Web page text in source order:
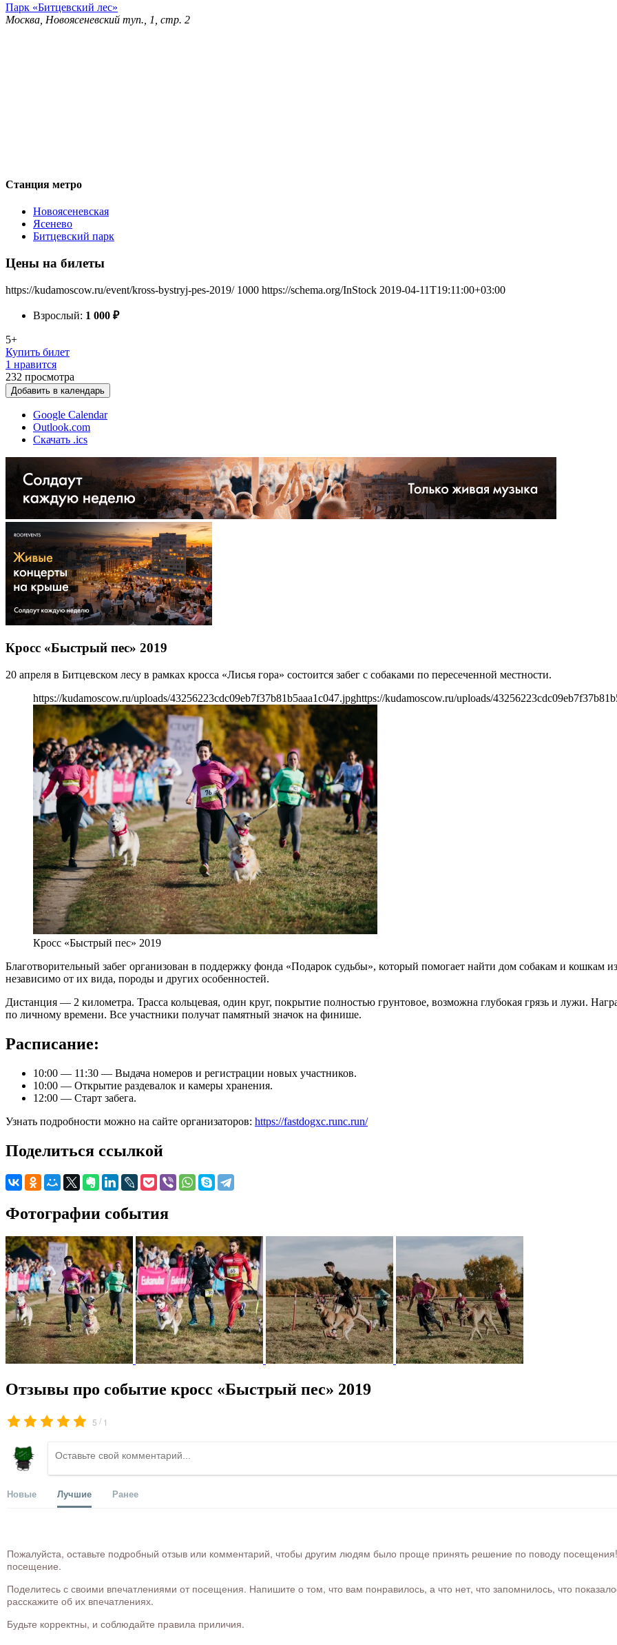
Парк «Битцевский лес»
Москва, Новоясеневский туп., 1, стр. 2
Станция метро
Новоясеневская
Ясенево
Битцевский парк
Цены на билеты
https://kudamoscow.ru/event/kross-bystryj-pes-2019/ 1000 https://schema.org/InStock 2019-04-11T19:11:00+03:00
Взрослый: 1 000 ₽
5+
Купить билет
1 нравится
232 просмотра
Добавить в календарь
Google Calendar
Outlook.com
Скачать .ics
Кросс «Быстрый пес» 2019
20 апреля в Битцевском лесу в рамках кросса «Лисья гора» состоится забег с собаками по пересеченной местности.
https://kudamoscow.ru/uploads/43256223cdc09eb7f37b81b5aaa1c047.jpghttps://kudamoscow.ru/uploads/
Кросс «Быстрый пес» 2019
Благотворительный забег организован в поддержку фонда «Подарок судьбы», который помогает найти дом собакам и кошкам
независимо от их вида, породы и других особенностей.
Дистанция — 2 километра. Трасса кольцевая, один круг, покрытие полностью грунтовое, возможна глубокая грязь и лужи.
по личному времени. Все участники получат памятный значок на финише.
Расписание:
10:00 — 11:30 — Выдача номеров и регистрации новых участников.
10:00 — Открытие раздевалок и камеры хранения.
12:00 — Старт забега.
Узнать подробности можно на сайте организаторов: https://fastdogxc.runc.run/
Поделиться ссылкой
Фотографии события
Отзывы про событие кросс «Быстрый пес» 2019
5 / 1
Новые Лучшие Ранее
Пожалуйста, оставьте подробный отзыв или комментарий, чтобы другим людям было проще принять решение по поводу посещения!
посещение.
Поделитесь с своими впечатлениями от посещения. Напишите о том, что вам понравилось, а что нет, что запомнилось, что
расскажите об их впечатлениях.
Будьте корректны, и соблюдайте правила приличия.